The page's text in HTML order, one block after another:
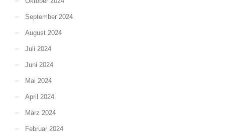
September 2024
August 2024
Juli 2024
Juni 2024
Mai 2024
April 2024
März 2024
Februar 2024